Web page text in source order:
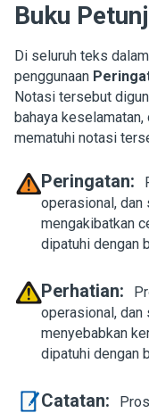
Buku
Di seluruh teks
penggunaan
Notasi tersebut
bahaya
mematuhi notasi
Peringatan:
operasional, dan
mengakibatkan
dipatuhi dengan
Perhatian:
operasional, dan
menyebabkan
dipatuhi dengan
Catatan: